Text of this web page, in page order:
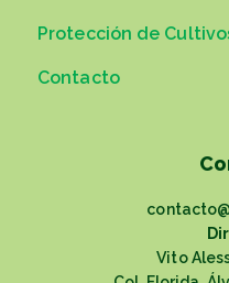
Protección de
Contacto
Vito